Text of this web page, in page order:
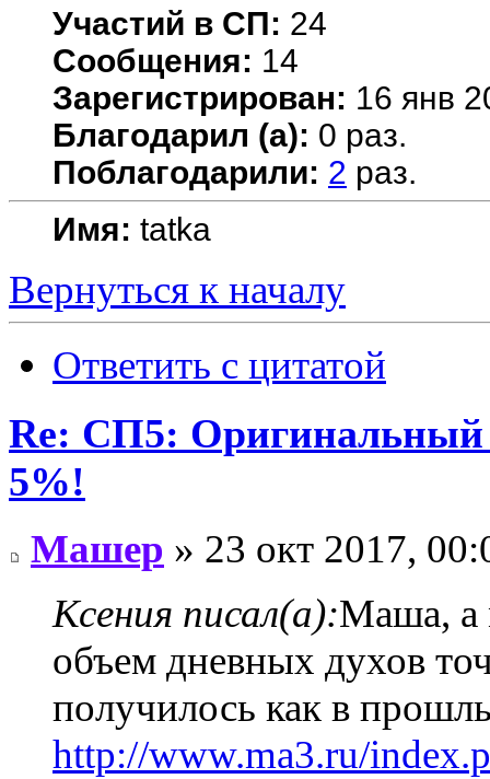
Участий в СП: 24
Сообщения: 14
Зарегистрирован: 16 янв
Благодарил (а): 0 раз.
Поблагодарили: 2 раз.
Имя: tatka
Вернуться к началу
Ответить с цитатой
Re: СП5:
5%!
Машер » 23 окт 2017,
Ксения писал(а):Маша, а
объем дневных духов
получилось как в
http://www.ma3.ru/